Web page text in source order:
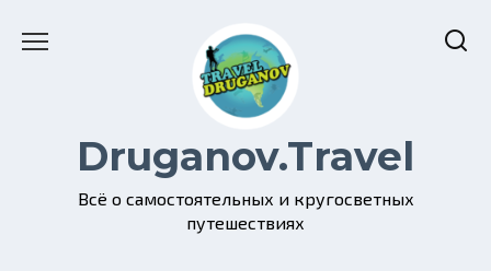
Druganov.Travel
Всё о самостоятельных и кругосветных
путешествиях